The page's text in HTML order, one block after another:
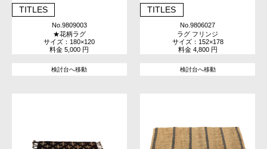
TITLES
No.9809003
★花柄ラグ
サイズ：180×120
料金 5,000 円
検討台へ移動
TITLES
No.9806027
ラグ フリンジ
サイズ：152×178
料金 4,800 円
検討台へ移動